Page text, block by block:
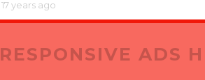
17 years ago
RESPONSIVE ADS